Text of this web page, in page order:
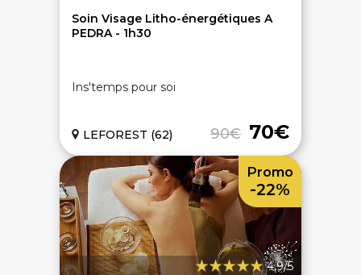
Soin Visage Litho-énergétiques A
PEDRA - 1h30
Ins'temps pour soi
90€ 70€
LEFOREST (62)
4,9/5
Promo
-22%